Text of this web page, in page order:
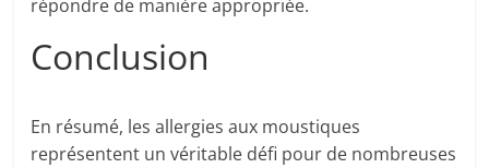
répondre de manière appropriée.
Conclusion
En résumé, les allergies aux moustiques
représentent un véritable défi pour de nombreuses